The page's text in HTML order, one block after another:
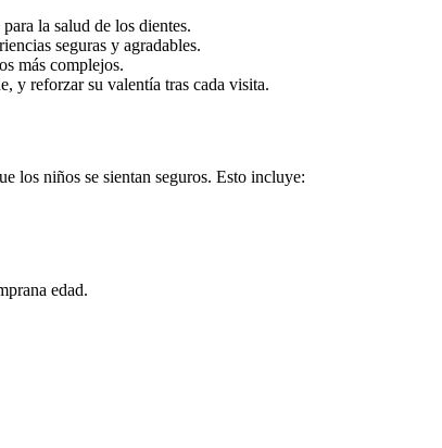
la salud de los dientes.
seguras y agradables.
más complejos.
y reforzar su valentía tras cada visita.
los niños se sientan seguros. Esto incluye:
edad.